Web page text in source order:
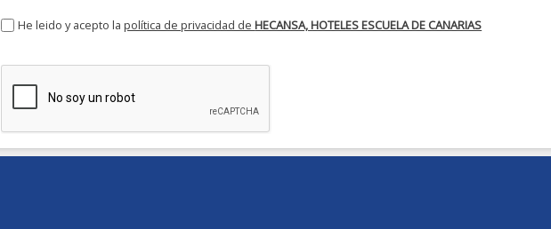
He leido y acepto lapolítica de privacidad deHECANSA, HOTELES ESCUELA DE CANARIAS